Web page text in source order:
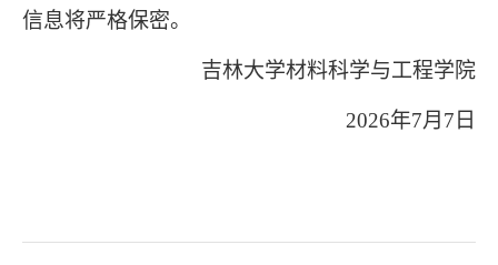
信息将严格保密。
吉林大学材料科学与工程学院
2026年7月7日